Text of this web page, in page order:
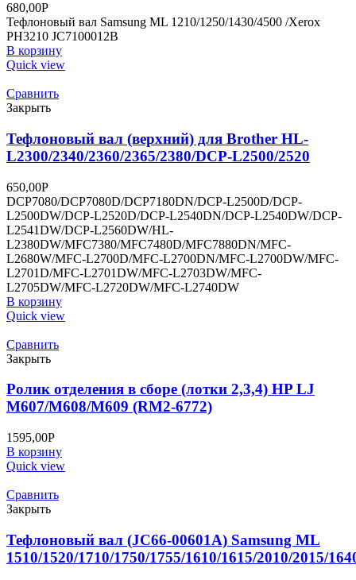
680,00Р
Тефлоновый вал Samsung ML 1210/1250/1430/4500 /Xerox
PH3210 JC7100012B
В корзину
Quick view
Сравнить
Закрыть
Тефлоновый вал (верхний) для Brother HL-
L2300/2340/2360/2365/2380/DCP-L2500/2520
650,00Р
DCP7080/DCP7080D/DCP7180DN/DCP-L2500D/DCP-
L2500DW/DCP-L2520D/DCP-L2540DN/DCP-L2540DW/DCP-
L2541DW/DCP-L2560DW/HL-
L2380DW/MFC7380/MFC7480D/MFC7880DN/MFC-
L2680W/MFC-L2700D/MFC-L2700DN/MFC-L2700DW/MFC-
L2701D/MFC-L2701DW/MFC-L2703DW/MFC-
L2705DW/MFC-L2720DW/MFC-L2740DW
В корзину
Quick view
Сравнить
Закрыть
Ролик отделения в сборе (лотки 2,3,4) HP LJ
M607/M608/M609 (RM2-6772)
1595,00Р
В корзину
Quick view
Сравнить
Закрыть
Тефлоновый вал (JC66-00601A) Samsung ML
1510/1520/1710/1750/1755/1610/1615/2010/2015/